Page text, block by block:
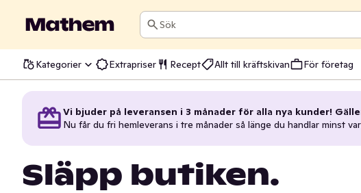
Sök
Kategorier Extrapriser Recept Allt till kräftskivan För företag
Vi bjuder på leveransen i 3 månader för alla nya kunder!
Nu får du fri hemleverans i tre månader så länge du handlar minst
Släpp butiken.